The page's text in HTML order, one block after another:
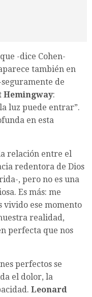
-dice Cohen-
también en
de
Hemingway:
luz puede entrar”.
en esta
relación entre el
redentora de Dios
, pero no es una
Es más: me
vivido ese momento
realidad,
perfecta que nos
perfectos se
el dolor, la
Leonard